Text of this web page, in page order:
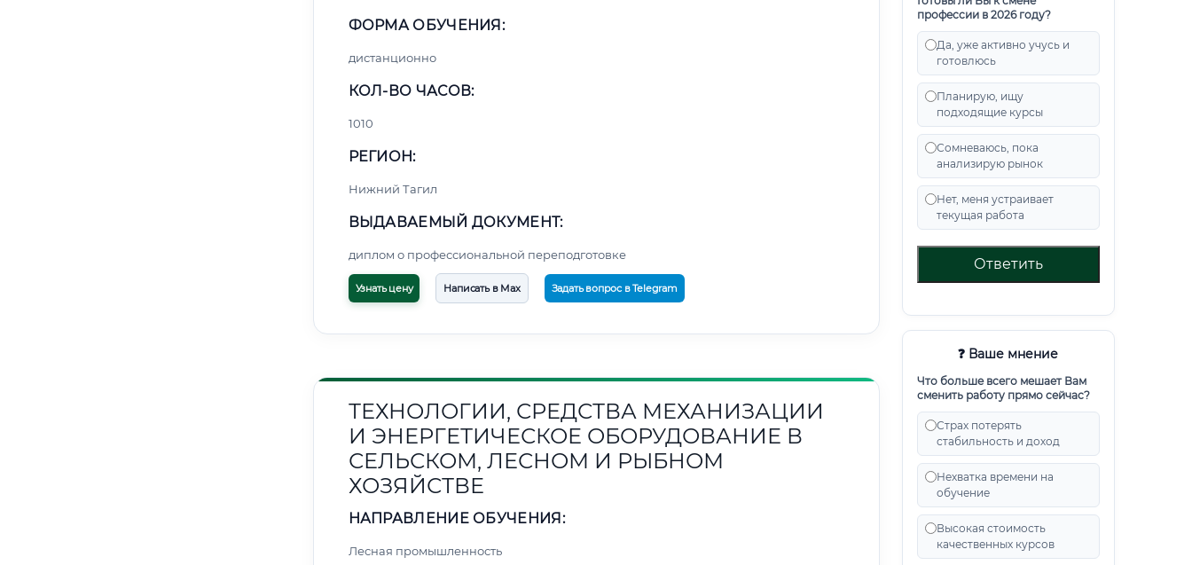
профессии в 2026 году?
Да, уже активно учусь и
готовлюсь
Планирую, ищу
подходящие курсы
Сомневаюсь, пока
анализирую рынок
Нет, меня устраивает
текущая работа
Ответить
❓ Ваше мнение
Что больше всего мешает Вам
сменить работу прямо сейчас?
Страх потерять
стабильность и доход
Нехватка времени на
обучение
Высокая стоимость
качественных курсов
ФОРМА ОБУЧЕНИЯ:
дистанционно
КОЛ-ВО ЧАСОВ:
1010
РЕГИОН:
Нижний Тагил
ВЫДАВАЕМЫЙ ДОКУМЕНТ:
диплом о профессиональной переподготовке
Узнать цену Написать в Max Задать вопрос в Telegram
ТЕХНОЛОГИИ, СРЕДСТВА МЕХАНИЗАЦИИ
И ЭНЕРГЕТИЧЕСКОЕ ОБОРУДОВАНИЕ В
СЕЛЬСКОМ, ЛЕСНОМ И РЫБНОМ
ХОЗЯЙСТВЕ
НАПРАВЛЕНИЕ ОБУЧЕНИЯ:
Лесная промышленность